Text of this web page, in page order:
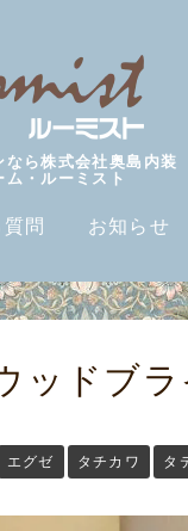
なら株式会社奥島内装
ム・ルーミスト
問 お知らせ
ッドブ
エグゼ タチカワ タ